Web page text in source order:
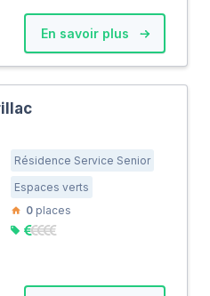
En savoir plus
Résidence Service Senior
Espaces verts
0 places